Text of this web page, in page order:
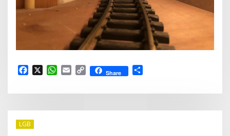
FacebookWhatsApp
EmailCopy Share
LGB